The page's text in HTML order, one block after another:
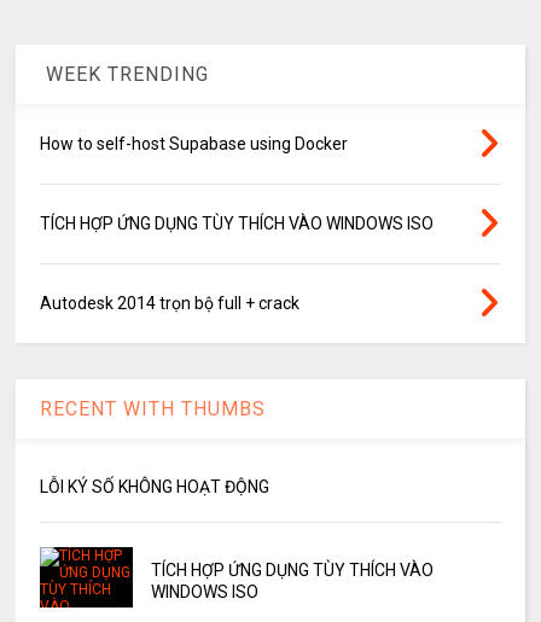
WEEK TRENDING
How to self-host Supabase using Docker
TÍCH HỢP ỨNG DỤNG TÙY THÍCH VÀO WINDOWS ISO
Autodesk 2014 trọn bộ full + crack
RECENT WITH THUMBS
LỖI KÝ SỐ KHÔNG HOẠT ĐỘNG
TÍCH HỢP ỨNG DỤNG TÙY THÍCH VÀO
WINDOWS ISO